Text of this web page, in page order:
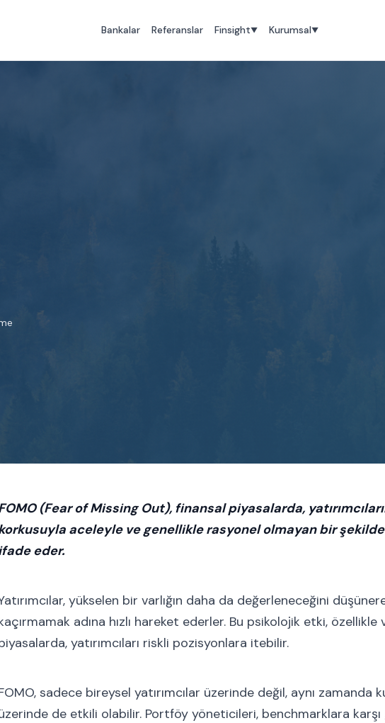
Bankalar Referanslar Finsight▼ Kurumsal▼
(Fear of Missing Out), finansal piyasalarda,
aceleyle ve genellikle rasyonel olmayan bir şekilde
eder.
yükselen bir varlığın daha da değerleneceğini
adına hızlı hareket ederler. Bu psikolojik etki, özellikle
yatırımcıları riskli pozisyonlara itebilir.
sadece bireysel yatırımcılar üzerinde değil, aynı zamanda
de etkili olabilir. Portföy yöneticileri, benchmarklara